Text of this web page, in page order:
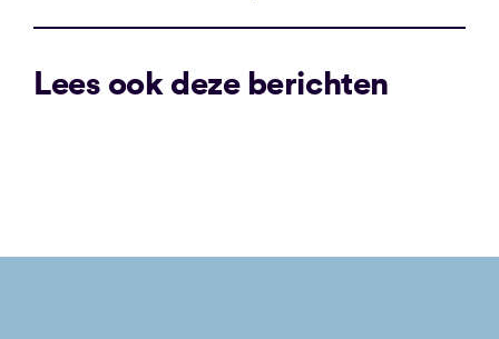
Lees ook deze berichten